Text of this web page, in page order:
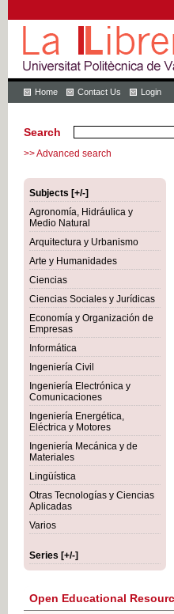
Home Contact Us Login
Search
>> Advanced search
Subjects [+/-]
Agronomía, Hidráulica y
Medio Natural
Arquitectura y Urbanismo
Arte y Humanidades
Ciencias
Ciencias Sociales y Jurídicas
Economía y Organización de
Empresas
Informática
Ingeniería Civil
Ingeniería Electrónica y
Comunicaciones
Ingeniería Energética,
Eléctrica y Motores
Ingeniería Mecánica y de
Materiales
Lingüística
Otras Tecnologías y Ciencias
Aplicadas
Varios
Series [+/-]
Open Educational